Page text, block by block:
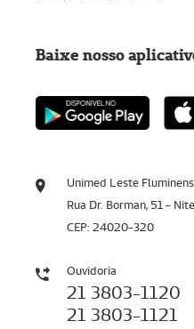
Unimed Leste
Rua Dr. Borman, 51 -
CEP: 24020-320
Ouvidoria
21 3803-1120
21 3803-1121
Baixe nosso